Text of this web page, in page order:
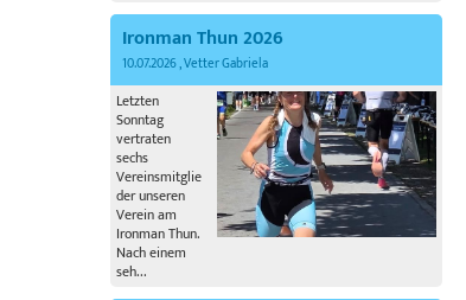
Ironman Thun 2026
10.07.2026, Vetter Gabriela
Letzten
Sonntag
vertraten
sechs
Vereinsmitglie
der unseren
Verein am
Ironman Thun.
Nach einem
seh...